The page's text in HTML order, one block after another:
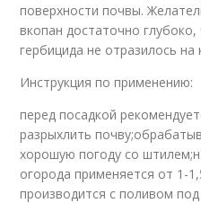
поверхности почвы.
вкопан достаточно
гербицида не отразилось на
Инструкция по применению:
перед посадкой
разрыхлить
хорошую погоду со
огорода применяется от 1-
производится с поливом